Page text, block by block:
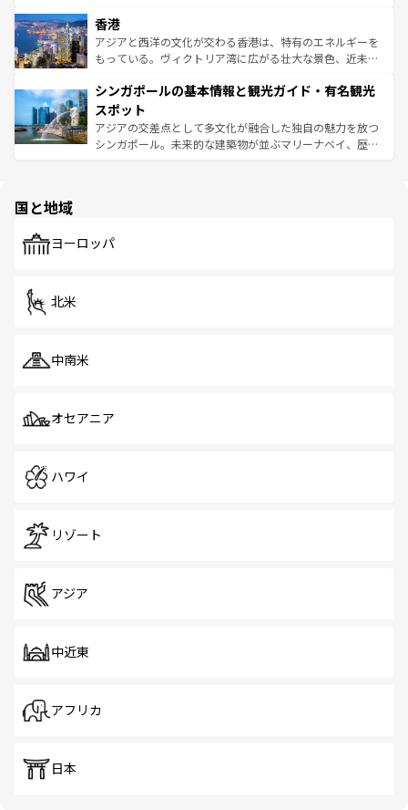
とつ。フォーやバインミー、ベトナムコーヒーなどは、ぜ
ひ現地で味わいたい。どの地域を訪れてもあたたかい人々
が旅行者を迎えてくれるので、きっと忘れられない旅にな
参照してほしい。
の活気が交差している。北部ではチェンマイなどの山岳地
帯で自然と触れ合い、南部ではプーケットやクラビの美し
いビーチでリゾート気分を楽しむことができる。タイ料理
激する。気候は一年中温暖で、どの季節にも異なる楽しみ
が待っている。親しみやすいタイの人々、仏教を中心とし
た文化、そして多様な観光資源が、訪れる旅人を魅了し続
ける。 なお、新着のタイ情報はコンテンツ一覧を参照して
香港
アジアと西洋の文化が交わる香港は、特有のエネルギーを
もっている。ヴィクトリア湾に広がる壮大な景色、近未来
み、どこを訪れても感動するはず。観光スポットが密集し
ており、効率よく見どころを回れるのも魅力。息をのむよ
うな絶景から文化的な体験まで、香港を存分に楽しみ尽く
そう。 なお、新着の香港情報はコンテンツ一覧を参照して
シンガポールの基本情報と観光ガイド・有名観光
スポット
アジアの交差点として多文化が融合した独自の魅力を放つ
シンガポール。未来的な建築物が並ぶマリーナベイ、歴史
で、ホーカーズは地元の風情を楽しめる外せないスポット
国と地域
ヨーロッパ
北米
中南米
オセアニア
ハワイ
リゾート
アジア
中近東
アフリカ
日本